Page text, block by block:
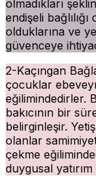
olmadıkları
endişeli
olduklarına ve
güvenceye
2-Kaçıngan
çocuklar
eğilimindedirler.
bakıcının bir
belirginleşir.
olanlar
çekme
duygusal